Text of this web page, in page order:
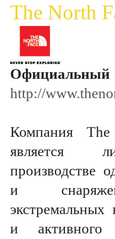
The North
http://
Компания
является
производстве
и
экстремальных
и